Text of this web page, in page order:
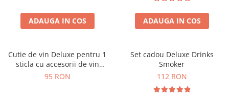
ADAUGA IN COS ADAUGA IN COS
Cutie de vin Deluxe pentru 1
sticla cu accesorii de vin
incluse interior oranj
95 RON
Set cadou Deluxe Drinks
Smoker
112 RON